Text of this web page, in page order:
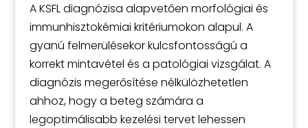
A KSFL diagnózisa alapvetően morfológiai és
immunhisztokémiai kritériumokon alapul. A
gyanú felmerülésekor kulcsfontosságú a
korrekt mintavétel és a patológiai vizsgálat. A
diagnózis megerősítése nélkülözhetetlen
ahhoz, hogy a beteg számára a
legoptimálisabb kezelési tervet lehessen